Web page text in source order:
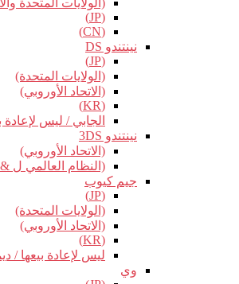
(الولايات المتحدة
(JP)
(CN)
نينتندو DS
(JP)
(الولايات المتحدة)
(الاتحاد الأوروبي)
(KR)
الجابي / ليس لإعادة
نينتندو 3DS
(الاتحاد الأوروبي)
(النظام العالمي ل & TW)
جيم كيوب
(JP)
(الولايات المتحدة)
(الاتحاد الأوروبي)
(KR)
ليس لإعادة بيعها /
وي